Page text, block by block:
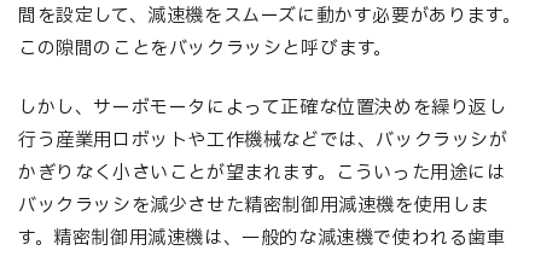
間を設定して、減速機をスムーズに動かす必要があります。
この隙間のことをバックラッシと呼びます。
しかし、サーボモータによって正確な位置決めを繰り返し
行う産業用ロボットや工作機械などでは、バックラッシが
かぎりなく小さいことが望まれます。こういった用途には
バックラッシを減少させた精密制御用減速機を使用しま
す。精密制御用減速機は、一般的な減速機で使われる歯車